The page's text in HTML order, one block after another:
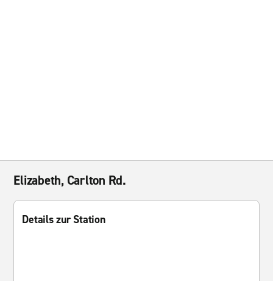
Elizabeth, Carlton Rd.
Details zur Station